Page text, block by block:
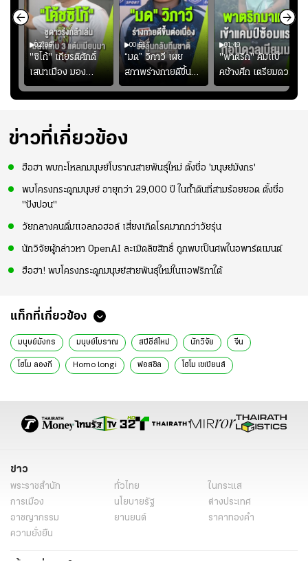
02:06
"ซิโก้" เกียรติศักดิ์
เสนาเมือง มอง
ว่าการเปิดโอกาสให้
แข้งดาวรุ่งลงสนาม
00:51
“มด” วิภาวี เผย
สภาพร่างกายดีขึ้น
อย่างต่อเนื่อง พร้อม
พยายามลงสนามให้
ความมั่นใจ
01:49
"พาตริก" คัมแบ็
คช้างศึก เตรียมดวล
เมียนมา อาเซียน คัพ
2026 #ฟุตบอล
ข่าวที่เกี่ยวข้อง
ฮือฮา พบกะโหลกมนุษย์โบราณสายพันธุ์ใหม่ ตั้งชื่อ 'มนุษย์มังกร'
พบโครงกระดูกมนุษย์ อายุกว่า 29,000 ปี ในถ้ำดินที่สามร้อยยอด ตั้งชื่อ
"ปังปอน"
วัยกลางคนดื่มแอลกอฮอล์ เสี่ยงเกิดโรคมากกว่าวัยรุ่น
นักวิจัยผู้กล่าวหา OpenAI ละเมิดลิขสิทธิ์ ถูกพบเป็นศพในอพาร์ตเมนต์
ฮือฮา! พบโครงกระดูกมนุษย์สายพันธ์ุใหม่ในแอฟริกาใต้
แท็กที่เกี่ยวข้อง
มนุษย์มังกร มนุษย์โบราณ สปีชีส์ใหม่ นักวิจัย จีน
โฮโม ลองกี Homo longi ฟอสซิล โฮโม เซเปียนส์
ข่าว
พระราชสำนัก ทั่วไทย
ในกระแส
การเมือง
นโยบายรัฐ
ต่างประเทศ
อาชญากรรม
ยานยนต์
ราคาทองคำ
ความยั่งยืน